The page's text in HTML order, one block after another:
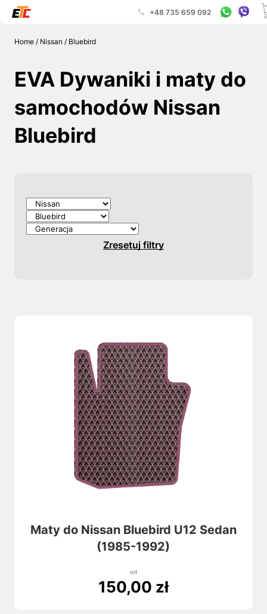
+48 735 659 092
Home/ Nissan/ Bluebird
EVA Dywaniki i maty do
samochodów Nissan
Bluebird
Zresetuj filtry
Maty do Nissan Bluebird U12 Sedan
(1985-1992)
od
150,00 zł